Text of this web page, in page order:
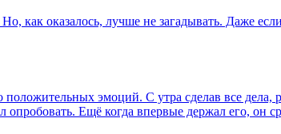
как оказалось, лучше не загадывать. Даже
эмоций. С утра сделав все дела,
опробовать. Ещё когда впервые держал его,